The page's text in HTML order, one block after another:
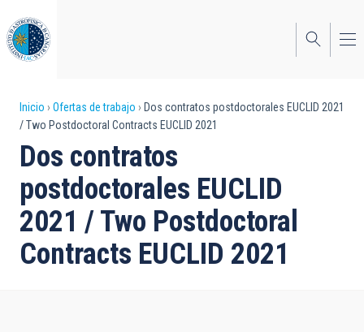
al
contenido
principal
Sobrescribir
enlaces
de
ayuda
a
la
Inicio Ofertas de trabajo
Dos contratos postdoctorales EUCLID 2021
/ Two Postdoctoral Contracts EUCLID 2021
Dos contratos
postdoctorales EUCLID
2021 / Two Postdoctoral
Contracts EUCLID 2021